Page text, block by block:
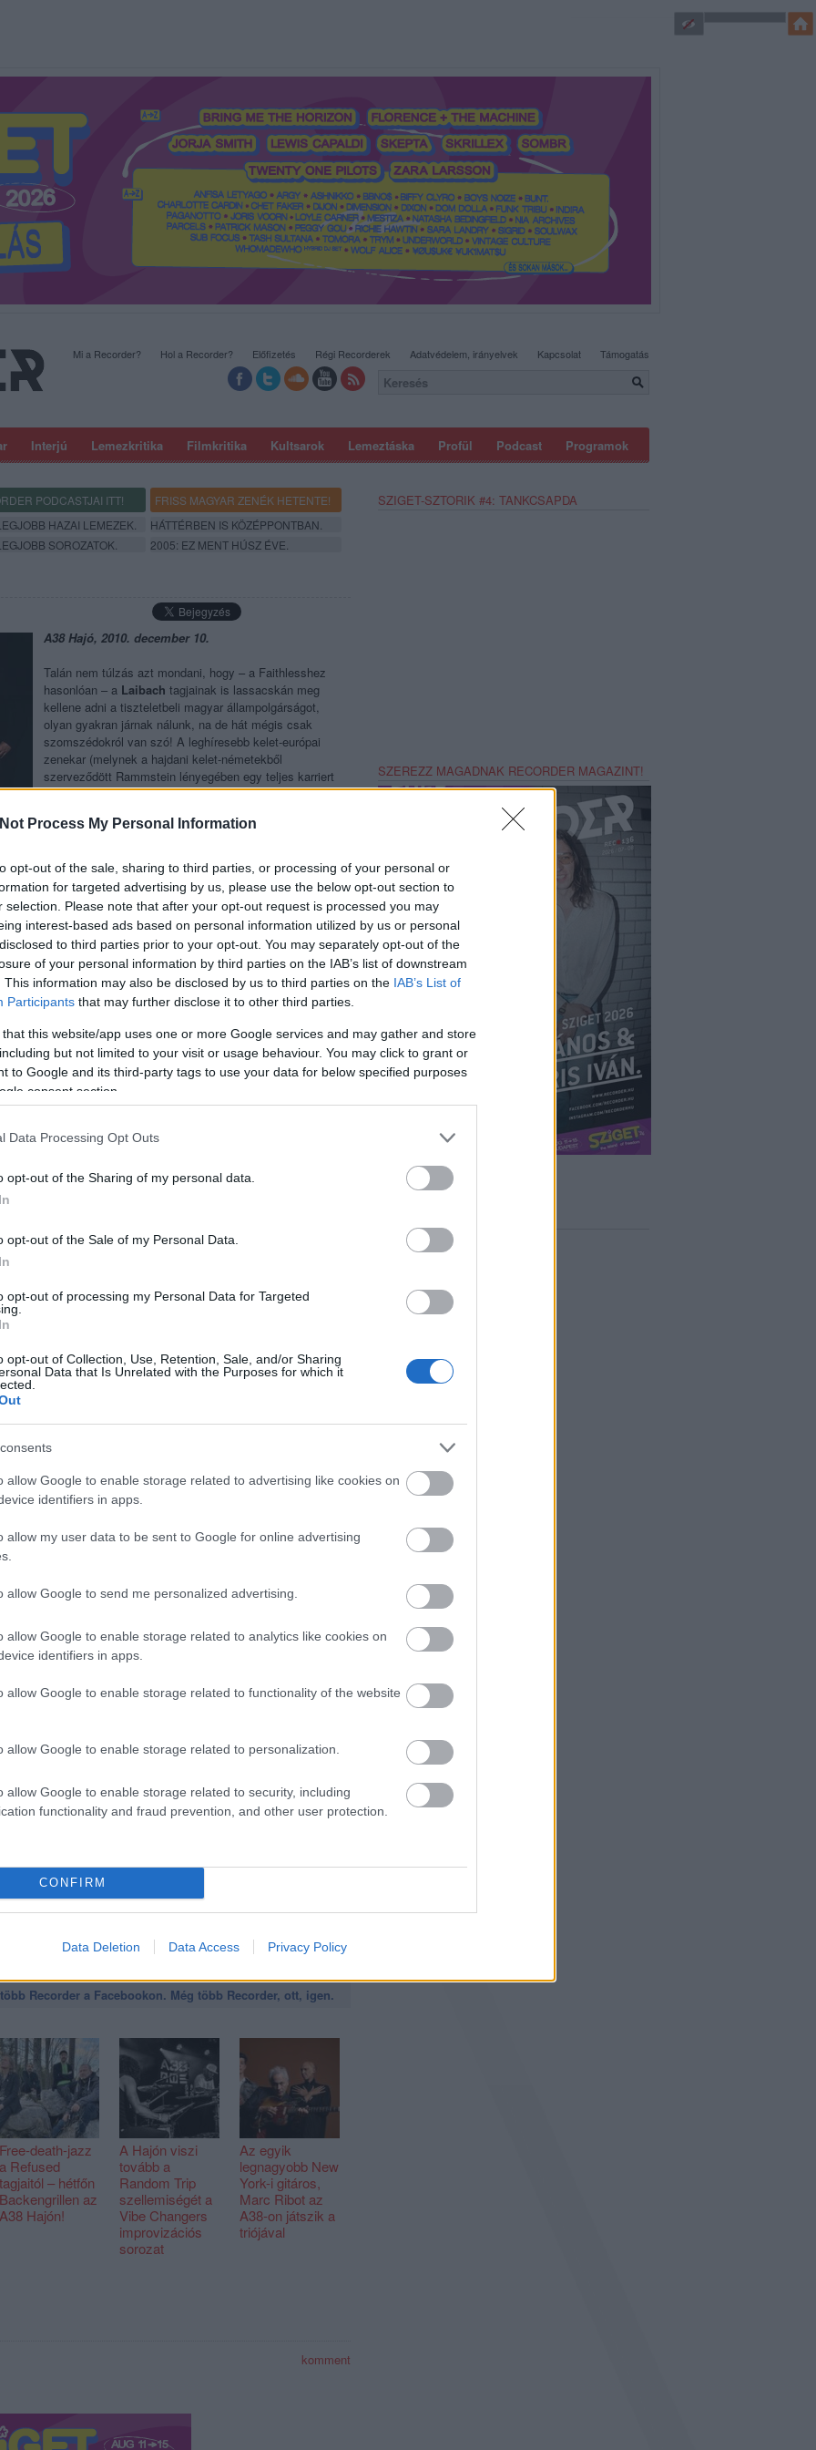
Process My Personal Information
opt-out of the sale, sharing to third parties, or processing of your personal or
for targeted advertising by us, please use the below opt-out section to
selection. Please note that after your opt-out request is processed you may
interest-based ads based on personal information utilized by us or personal
to third parties prior to your opt-out. You may separately opt-out of the
of your personal information by third parties on the IAB’s list of downstream
This information may also be disclosed by us to third parties on the IAB’s List of
Participants that may further disclose it to other third parties.
that this website/app uses one or more Google services and may gather and store
but not limited to your visit or usage behaviour. You may click to grant or
to Google and its third-party tags to use your data for below specified purposes
consent section.
Data Processing Opt Outs
opt-out of the Sharing of my personal data.
opt-out of the Sale of my Personal Data.
opt-out of processing my Personal Data for Targeted
opt-out of Collection, Use, Retention, Sale, and/or Sharing
Data that Is Unrelated with the Purposes for which it
allow Google to enable storage related to advertising like cookies on
identifiers in apps.
allow my user data to be sent to Google for online advertising
allow Google to send me personalized advertising.
allow Google to enable storage related to analytics like cookies on
identifiers in apps.
allow Google to enable storage related to functionality of the website
allow Google to enable storage related to personalization.
allow Google to enable storage related to security, including
functionality and fraud prevention, and other user protection.
CONFIRM
Data Deletion Data Access Privacy Policy
Interjú Lemezkritika Filmkritika Kultsarok Lemeztáska Profül Podcast Programok
Mi a Recorder? Hol a Recorder? Előfizetés Régi Recorderek Adatvédelem, irányelvek Kapcsolat Támogatás
PODCASTJAI ITT!
FRISS MAGYAR ZENÉK HETENTE!
HAZAI LEMEZEK.
HÁTTÉRBEN IS KÖZÉPPONTBAN.
SOROZATOK. 2005: EZ MENT HÚSZ ÉVE.
A38 Hajó, 2010. december 10.
Talán nem túlzás azt mondani, hogy – a Faithlesshez
hasonlóan – a Laibach tagjainak is lassacskán meg
kellene adni a tiszteletbeli magyar állampolgárságot,
olyan gyakran járnak nálunk, na de hát mégis csak
szomszédokról van szó! A leghíresebb kelet-európai
zenekar (melynek a hajdani kelet-németekből
szerveződött Rammstein lényegében egy teljes karriert
köszönhet) nem véletlenül érkezik hozzánk megint: a
szlovén együttes pont harminc éve alakult!
A legutóbbi stúdiólemez, a Volk
már kicsit régen, 2006-
ban jelent meg, úgyhogy ezen a koncerten egész
biztosan terítékre kerül az egész életmű, a saját
parodisztikus feldolgozásával, mint aLet It Be, a
aLive Is Life. Az este 8-ra kiírt koncertet 6 órától az A38 új
multimediális művész Hommage to Laibachcímű
programunkba.
aLife Is Life-nak a klipje 1987-ből:
2003-ból
Recorder a Facebookon. Még több Recorder, ott, igen.
Free-death-jazz
a Refused
tagjaitól – hétfőn
Backengrillen az
A38 Hajón!
A Hajón viszi
tovább a
Random Trip
szellemiségét a
Vibe Changers
improvizációs
sorozat
Az egyik
legnagyobb New
York-i gitáros,
Marc Ribot az
A38-on játszik a
triójával
komment
SZIGET-SZTORIK #4: TANKCSAPDA
SZEREZZ MAGADNAK RECORDER MAGAZINT!
SÜTI BEÁLLÍTÁSOK MÓDOSÍTÁSA